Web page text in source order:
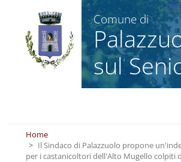
Salta al contenuto principale
Comune di
sul
Home
Il Sindaco di Palazzuolo propone
per i castanicoltori dell'Alto Mugello colpiti